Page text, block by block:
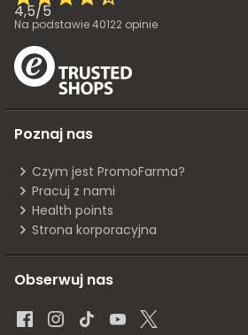
4,5/5
Na podstawie40122 opinie
Poznaj nas
Czym jest PromoFarma?
Pracuj z nami
Health points
Strona korporacyjna
Obserwuj nas